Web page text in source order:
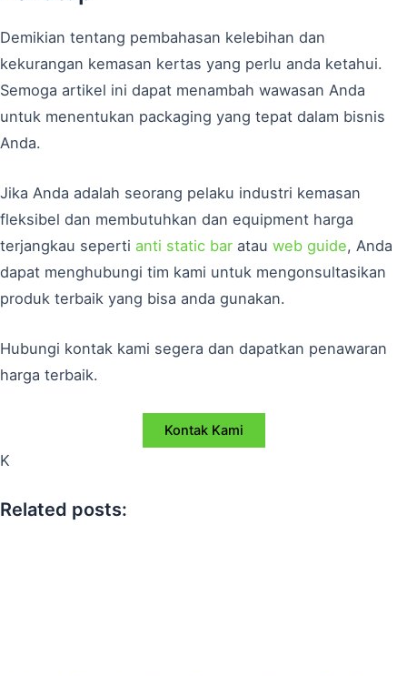
Demikian tentang pembahasan kelebihan dan
kekurangan kemasan kertas yang perlu anda ketahui.
Semoga artikel ini dapat menambah wawasan Anda
untuk menentukan packaging yang tepat dalam bisnis
Anda.
Jika Anda adalah seorang pelaku industri kemasan
fleksibel dan membutuhkan dan equipment harga
terjangkau seperti anti static bar atau web guide, Anda
dapat menghubungi tim kami untuk mengonsultasikan
produk terbaik yang bisa anda gunakan.
Hubungi kontak kami segera dan dapatkan penawaran
harga terbaik.
Kontak Kami
K
Related posts: